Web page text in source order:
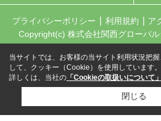
プライバシーポリシー 利用規約 ア
Copyright(c) 株式会社関西グローバ
当サイトでは、お客様の当サイト利用状況把
して、クッキー（Cookie）を使用しています。
詳しくは、当社の 「Cookieの取扱いについて」
閉じる